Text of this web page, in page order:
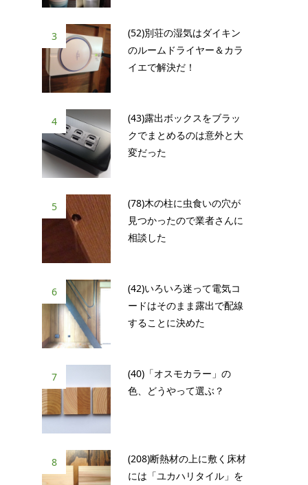
3
(52)別荘の湿気はダイキン
のルームドライヤー＆カラ
イエで解決だ！
4
(43)露出ボックスをブラッ
クでまとめるのは意外と大
変だった
5
(78)木の柱に虫食いの穴が
見つかったので業者さんに
相談した
6
(42)いろいろ迷って電気コ
ードはそのまま露出で配線
することに決めた
7
(40)「オスモカラー」の
色、どうやって選ぶ？
8
(208)断熱材の上に敷く床材
には「ユカハリタイル」を